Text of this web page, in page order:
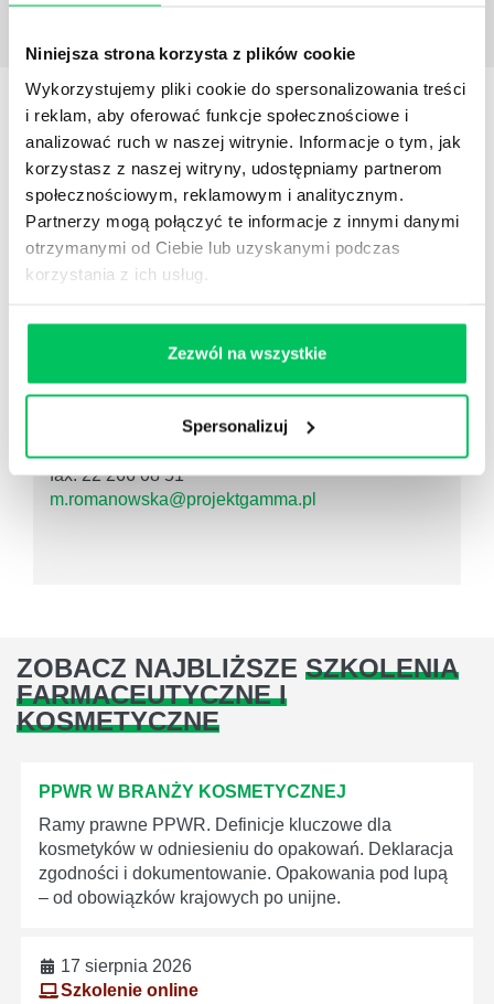
Niniejsza strona korzysta z plików cookie
Wykorzystujemy pliki cookie do spersonalizowania treści
i reklam, aby oferować funkcje społecznościowe i
analizować ruch w naszej witrynie. Informacje o tym, jak
korzystasz z naszej witryny, udostępniamy partnerom
społecznościowym, reklamowym i analitycznym.
Partnerzy mogą połączyć te informacje z innymi danymi
otrzymanymi od Ciebie lub uzyskanymi podczas
korzystania z ich usług.
Zezwól na wszystkie
Spersonalizuj
Dowiedz się więcej
KONSULTANTSZKOLENIA
ZOSTAW WIADOMOŚĆ KOSULTANTOWI
PRZYPOMNIJ MI O SZKOLENIU
Business Development Manager
fax: 22 266 08 51
m.romanowska@projektgamma.pl
ZOBACZ NAJBLIŻSZE SZKOLENIA
FARMACEUTYCZNE I
KOSMETYCZNE
PPWR W BRANŻY KOSMETYCZNEJ
Ramy prawne PPWR. Definicje kluczowe dla
kosmetyków w odniesieniu do opakowań. Deklaracja
zgodności i dokumentowanie. Opakowania pod lupą
– od obowiązków krajowych po unijne.
17 sierpnia 2026
Szkolenie online